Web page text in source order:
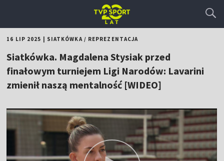
16 LIP 2025 SIATKÓWKA/ REPREZENTACJA
Siatkówka. Magdalena Stysiak przed
finałowym turniejem Ligi Narodów: Lavarini
zmienił naszą mentalność [WIDEO]